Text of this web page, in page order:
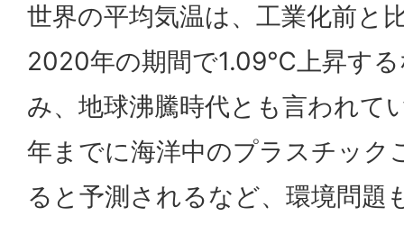
世界の平均気温は、工業化前と
2020年の期間で1.09℃上昇する
み、地球沸騰時代とも言われて
年までに海洋中のプラスチック
ると予測されるなど、環境問題